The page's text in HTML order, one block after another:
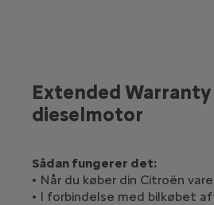
Extended
dieselmotor
Sådan fungerer det:
• Når du køber din Citroën
• I forbindelse med bilkøbet